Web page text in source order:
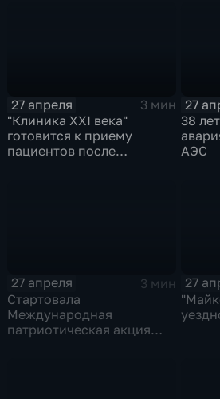
27 апреля
3 мин
"Клиника XXI века"
готовится к приему
пациентов после
27
38
АЭС
27 апреля
3 мин
Стартовала
Международная
патриотическая акция
27